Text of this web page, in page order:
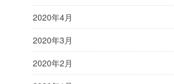
2020年4月
2020年3月
2020年2月